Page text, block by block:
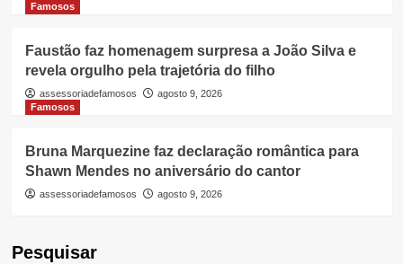
Famosos
Faustão faz homenagem surpresa a João Silva e
revela orgulho pela trajetória do filho
assessoriadefamosos
agosto 9, 2026
Famosos
Bruna Marquezine faz declaração romântica para
Shawn Mendes no aniversário do cantor
assessoriadefamosos agosto 9, 2026
Pesquisar